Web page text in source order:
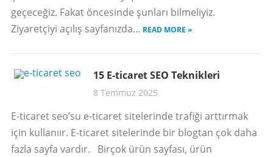
geçeceğiz. Fakat öncesinde şunları bilmeliyiz.
Ziyaretçiyi açılış sayfanızda... READ MORE »
15 E-ticaret SEO Teknikleri
8 Temmuz 2025
E-ticaret seo’su e-ticaret sitelerinde trafiği arttırmak
için kullanıır. E-ticaret sitelerinde bir blogtan çok daha
fazla sayfa vardır. Birçok ürün sayfası, ürün